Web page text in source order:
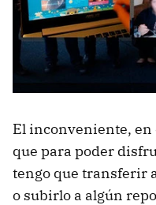
El inconveniente,
que para poder
tengo que transferir
o subirlo a algún